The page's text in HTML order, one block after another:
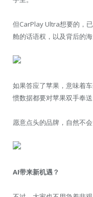
但CarPlay Ultra想要的，
舱的话语权，以及背后的海
如果答应了苹果，意味着
惯数据都要对苹果双手奉送
愿意点头的品牌，自然不会
AI带来新机遇？